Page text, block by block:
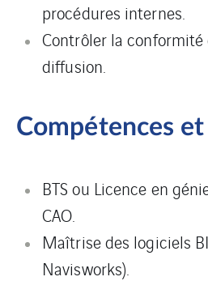
procédures internes.
Contrôler la
diffusion.
Compétences
BTS ou Licence en
CAO.
Maîtrise des logiciels
Navisworks).